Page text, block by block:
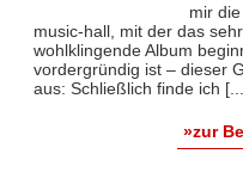
mir
music-hall, mit der das
wohlklingende Album
vordergründig ist – dieser
aus: Schließlich finde ich
»zur